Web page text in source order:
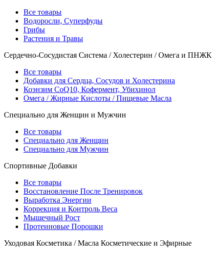
Все товары
Водоросли, Суперфуды
Грибы
Растения и Травы
Сердечно-Сосудистая Система / Холестерин / Омега и ПНЖК
Все товары
Добавки для Сердца, Сосудов и Холестерина
Коэнзим CoQ10, Кофермент, Убихинол
Омега / Жирные Кислоты / Пищевые Масла
Специально для Женщин и Мужчин
Все товары
Специально для Женщин
Специально для Мужчин
Спортивные Добавки
Все товары
Восстановление После Тренировок
Выработка Энергии
Коррекция и Контроль Веса
Мышечный Рост
Протеиновые Порошки
Уходовая Косметика / Масла Косметические и Эфирные